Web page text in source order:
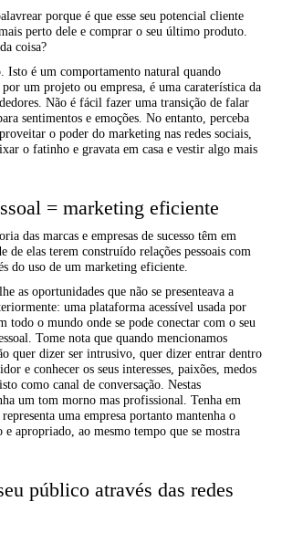
porque é que esse seu potencial cliente
perto dele e comprar o seu último produto.
coisa?
Isto é um comportamento natural quando
por um projeto ou empresa, é uma caraterística da
Não é fácil fazer uma transição de falar
sentimentos e emoções. No entanto, perceba
o poder do marketing nas redes sociais,
o fatinho e gravata em casa e vestir algo mais
= marketing eficiente
das marcas e empresas de sucesso têm em
de elas terem construído relações pessoais com
do uso de um marketing eficiente.
as oportunidades que não se presenteava a
uma plataforma acessível usada por
todo o mundo onde se pode conectar com o seu
Tome nota que quando mencionamos
quer dizer ser intrusivo, quer dizer entrar dentro
e conhecer os seus interesses, paixões, medos
como canal de conversação. Nestas
um tom morno mas profissional. Tenha em
uma empresa portanto mantenha o
apropriado, ao mesmo tempo que se mostra
público através das redes